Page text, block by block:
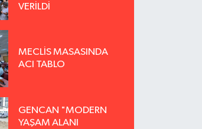
VERİLDİ
MECLİS MASASINDA
ACI TABLO
GENCAN "MODERN
YAŞAM ALANI